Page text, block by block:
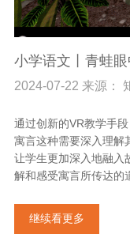
小学语文丨青蛙
2024-07-22 来源：
通过创新的VR教学手
寓言这种需要深入理解
让学生更加深入地融入
解和感受寓言所传达的
继续看更多